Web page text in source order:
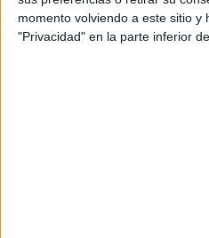
momento volviendo a este sitio y
"Privacidad" en la parte inferior